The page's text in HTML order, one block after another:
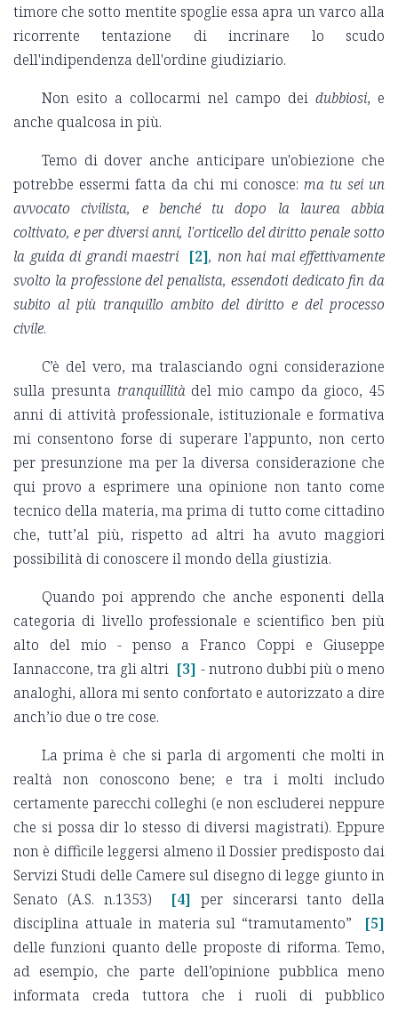
timore che sotto mentite spoglie essa apra un varco alla
ricorrente tentazione di incrinare lo scudo
dell'indipendenza dell'ordine giudiziario.
Non esito a collocarmi nel campo dei dubbiosi, e
anche qualcosa in più.
Temo di dover anche anticipare un'obiezione che
potrebbe essermi fatta da chi mi conosce: ma tu sei un
avvocato civilista, e benché tu dopo la laurea abbia
coltivato, e per diversi anni, l'orticello del diritto penale sotto
la guida di grandi maestri [2], non hai mai effettivamente
svolto la professione del penalista, essendoti dedicato fin da
subito al più tranquillo ambito del diritto e del processo
civile.
C’è del vero, ma tralasciando ogni considerazione
sulla presunta tranquillità del mio campo da gioco, 45
anni di attività professionale, istituzionale e formativa
mi consentono forse di superare l'appunto, non certo
per presunzione ma per la diversa considerazione che
qui provo a esprimere una opinione non tanto come
tecnico della materia, ma prima di tutto come cittadino
che, tutt’al più, rispetto ad altri ha avuto maggiori
possibilità di conoscere il mondo della giustizia.
Quando poi apprendo che anche esponenti della
categoria di livello professionale e scientifico ben più
alto del mio - penso a Franco Coppi e Giuseppe
Iannaccone, tra gli altri [3] - nutrono dubbi più o meno
analoghi, allora mi sento confortato e autorizzato a dire
anch’io due o tre cose.
La prima è che si parla di argomenti che molti in
realtà non conoscono bene; e tra i molti includo
certamente parecchi colleghi (e non escluderei neppure
che si possa dir lo stesso di diversi magistrati). Eppure
non è difficile leggersi almeno il Dossier predisposto dai
Servizi Studi delle Camere sul disegno di legge giunto in
Senato (A.S. n.1353)
[4] per sincerarsi tanto della
disciplina attuale in materia sul “tramutamento”
[5]
delle funzioni quanto delle proposte di riforma. Temo,
ad esempio, che parte dell’opinione pubblica meno
informata creda tuttora che i ruoli di pubblico